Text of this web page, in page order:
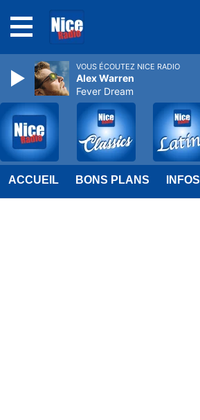
ACCUEIL BONS PLANS INFOS
VOUS ÉCOUTEZ NICE RADIO
Alex Warren
Fever Dream